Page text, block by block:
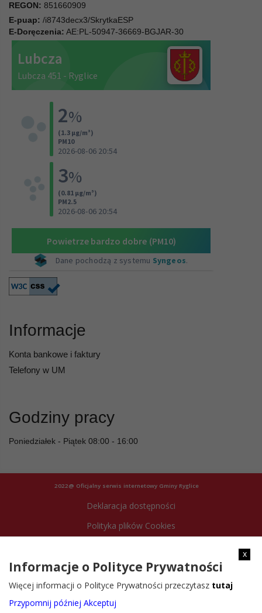
REGON: 851660909
E-puap: /i8743decx3/SkrytkaESP
E-Doręczenia: AE:PL-50947-36669-BGJAR-30
Informacje
Konta bankowe i faktury
Telefony w UM
Godziny pracy
Poniedziałek - Piątek 08:00 - 16:00
2022@ Oficjalny serwis internetowy Gminy Ryglice
Deklaracja dostępności
Polityka plików Cookies
x
Informacje o Polityce Prywatności
Więcej informacji o Polityce Prywatności przeczytasz tutaj
Przypomnij później Akceptuj